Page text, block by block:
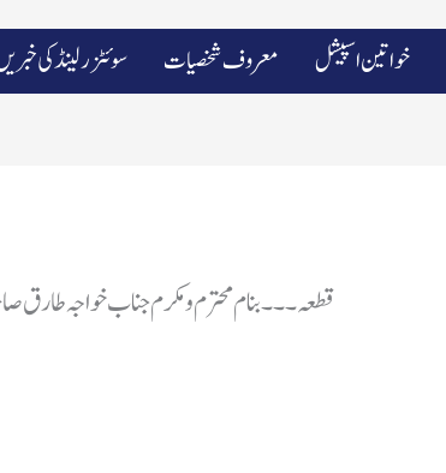
سوئٹزرلینڈ کی معروف شخصیات خواتین اسپیشل
قطعہ۔۔۔بنام محترم و مکرم جناب خواجہ